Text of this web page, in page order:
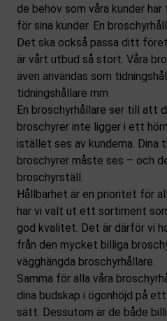
de behov som våra kunder
för sina kunder. En
Det ska också passa ditt
är vårt utbud så stort. Våra
även användas som
tidningshållare mm
En broschyrhållare ser till att
broschyrer inte ligger i ett
istället ses av kunderna. Dina
broschyrer måste ses – och
broschyrställ.
Hållbarhet är en prioritet för
har vi valt ut ett sortiment
god kvalitet. Det är därför vi
från den mycket billiga
vägghängda broschyrhållare.
Samma för alla våra
dina budskap i ögonhöjd på
sätt. Dessutom är de både